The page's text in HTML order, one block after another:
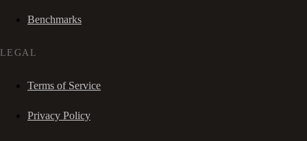
Benchmarks
LEGAL
Terms of Service
Privacy Policy